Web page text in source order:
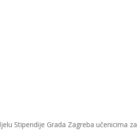
Stipendije Grada Zagreba učenicima za